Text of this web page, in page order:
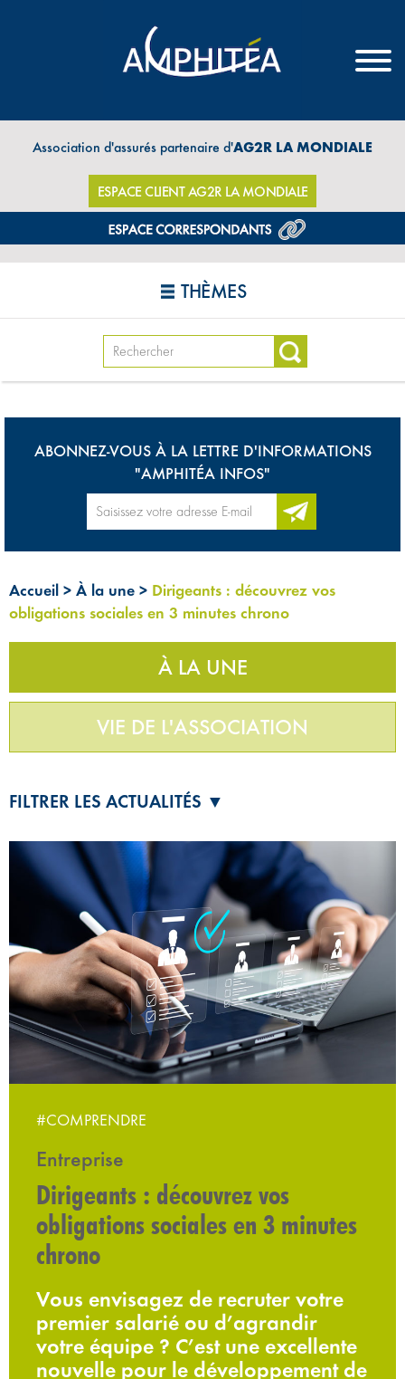
Association d'assurés partenaire d'AG2R LA MONDIALE
ESPACE CLIENT AG2R LA MONDIALE
THÈMES
ABONNEZ-VOUS À LA LETTRE D'INFORMATIONS
"AMPHITÉA INFOS"
Accueil > À la une > Dirigeants : découvrez vos
obligations sociales en 3 minutes chrono
À LA UNE
VIE DE L'ASSOCIATION
FILTRER LES ACTUALITÉS ▼
#COMPRENDRE
Entreprise
Dirigeants : découvrez vos
obligations sociales en 3 minutes
chrono
Vous envisagez de recruter votre
premier salarié ou d’agrandir
votre équipe ? C’est une excellente
nouvelle pour le développement de